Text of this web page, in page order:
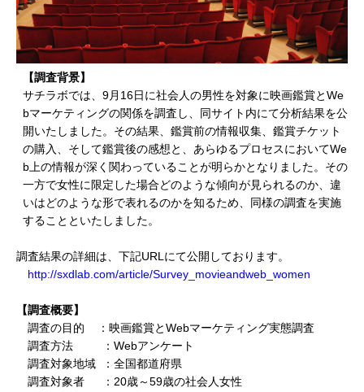
【調査背景】
サチラボでは、9月16日に社会人の男性を対象に映画鑑賞とWe
bマーケティングの関係を調査し、同サイト内にて分析結果を公
開いたしました。その結果、鑑賞前の情報収集、鑑賞チケット
の購入、そして鑑賞後の感想と、あらゆるプロセスにおいてWe
b上の情報が深く関わっていることが明らかとなりました。その
一方で女性に限定した場合どのような傾向が見られるのか、違
いはどのような形で表れるのかを知るため、同様の調査を実施
することといたしました。
調査結果の詳細は、下記URLにて公開しております。
http://sxdlab.com/article/Survey_movieandweb_women
【調査概要】
調査の目的 ：映画鑑賞とWebマーケティング実態調査
調査方法 ：Webアンケート
調査対象地域 ：全国都道府県
調査対象者 ：20歳～59歳の社会人女性